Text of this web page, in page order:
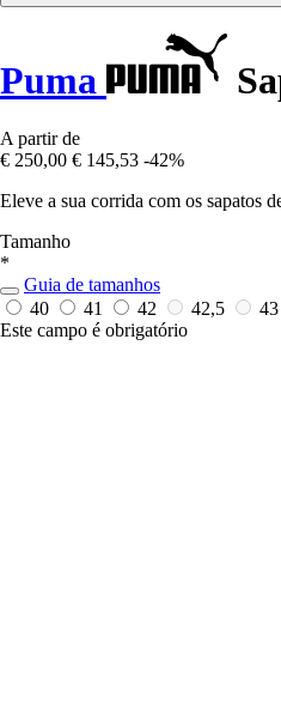
Puma
A partir de
€ 250,00 € 145,53 -42%
Eleve a sua corrida com os sapatos
Tamanho
*
Guia de tamanhos
40
41 42 42,5 43
Este campo é obrigatório